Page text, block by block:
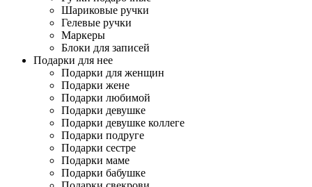
Шариковые ручки
Гелевые ручки
Маркеры
Блоки для записей
Подарки для нее
Подарки для женщин
Подарки жене
Подарки любимой
Подарки девушке
Подарки девушке коллеге
Подарки подруге
Подарки сестре
Подарки маме
Подарки бабушке